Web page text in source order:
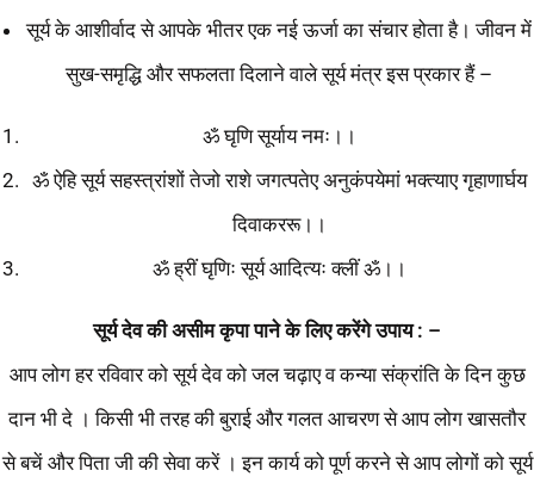
सूर्य के आशीर्वाद से आपके भीतर एक नई ऊर्जा का संचार होता है। जीवन में
सुख-समृद्धि और सफलता दिलाने वाले सूर्य मंत्र इस प्रकार हैं –
ॐ घृणि सूर्याय नमः।।
ॐ ऐहि सूर्य सहस्त्रांशों तेजो राशे जगत्पतेए अनुकंपयेमां भक्त्याए गृहाणार्घय
दिवाकररू।।
ॐ ह्रीं घृणिः सूर्य आदित्यः क्लीं ॐ।।
सूर्य देव की असीम कृपा पाने के लिए करेंगे उपाय : –
आप लोग हर रविवार को सूर्य देव को जल चढ़ाए व कन्या संक्रांति के दिन कुछ
दान भी दे । किसी भी तरह की बुराई और गलत आचरण से आप लोग खासतौर
से बचें और पिता जी की सेवा करें । इन कार्य को पूर्ण करने से आप लोगों को सूर्य